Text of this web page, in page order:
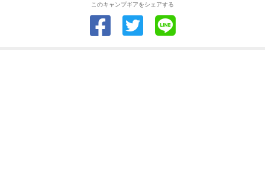
このキャンプギアをシェアする